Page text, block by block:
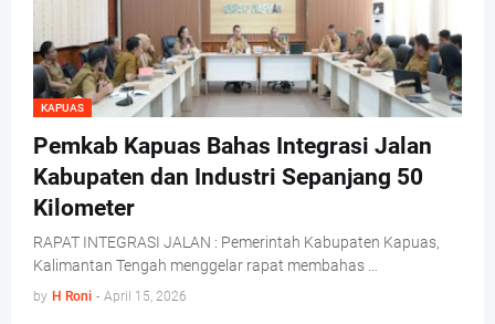
KAPUAS
Pemkab Kapuas Bahas Integrasi Jalan
Kabupaten dan Industri Sepanjang 50
Kilometer
RAPAT INTEGRASI JALAN : Pemerintah Kabupaten Kapuas,
Kalimantan Tengah menggelar rapat membahas …
by H Roni - April 15, 2026